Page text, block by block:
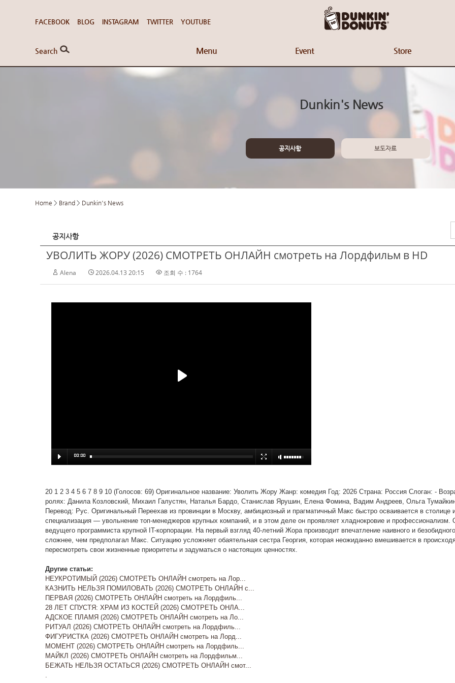
FACEBOOK BLOG INSTAGRAM TWITTER YOUTUBE
Search Menu Event Store
Dunkin's News
Home > Brand > Dunkin's News
공지사항 보도자료
공지사항
УВОЛИТЬ ЖОРУ (2026) СМОТРЕТЬ ОНЛАЙН смотреть на Лордфильм в HD
Alena 2026.04.13 20:15 조회 수 : 1764
20 1 2 3 4 5 6 7 8 9 10 (Голосов: 69) Оригинальное название: Уволить Жору Жанр: комедия Год: 2026 Страна: Россия Слоган: -
ролях: Данила Козловский, Михаил Галустян, Наталья Бардо, Станислав Ярушин, Елена Фомина, Вадим Андреев, Ольга
Перевод: Рус. Оригинальный Переехав из провинции в Москву, амбициозный и прагматичный Макс быстро осваивается в столице
специализация — увольнение топ-менеджеров крупных компаний, и в этом деле он проявляет хладнокровие и
ведущего программиста крупной IT-корпорации. На первый взгляд 40-летний Жора производит впечатление наивного и
сложнее, чем предполагал Макс. Ситуацию усложняет обаятельная сестра Георгия, которая неожиданно вмешивается в
пересмотреть свои жизненные приоритеты и задуматься о настоящих ценностях.
Другие статьи:
НЕУКРОТИМЫЙ (2026) СМОТРЕТЬ ОНЛАЙН смотреть на Лор...
КАЗНИТЬ НЕЛЬЗЯ ПОМИЛОВАТЬ (2026) СМОТРЕТЬ ОНЛАЙН с...
ПЕРВАЯ (2026) СМОТРЕТЬ ОНЛАЙН смотреть на Лордфиль...
28 ЛЕТ СПУСТЯ: ХРАМ ИЗ КОСТЕЙ (2026) СМОТРЕТЬ ОНЛА...
АДСКОЕ ПЛАМЯ (2026) СМОТРЕТЬ ОНЛАЙН смотреть на Ло...
РИТУАЛ (2026) СМОТРЕТЬ ОНЛАЙН смотреть на Лордфиль...
ФИГУРИСТКА (2026) СМОТРЕТЬ ОНЛАЙН смотреть на Лорд...
МОМЕНТ (2026) СМОТРЕТЬ ОНЛАЙН смотреть на Лордфиль...
МАЙКЛ (2026) СМОТРЕТЬ ОНЛАЙН смотреть на Лордфильм...
БЕЖАТЬ НЕЛЬЗЯ ОСТАТЬСЯ (2026) СМОТРЕТЬ ОНЛАЙН смот...
.